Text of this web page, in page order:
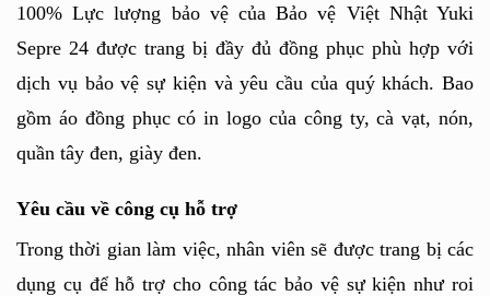
100% Lực lượng bảo vệ của Bảo vệ Việt Nhật Yuki
Sepre 24 được trang bị đầy đủ đồng phục phù hợp với
dịch vụ bảo vệ sự kiện và yêu cầu của quý khách. Bao
gồm áo đồng phục có in logo của công ty, cà vạt, nón,
quần tây đen, giày đen.
Yêu cầu về công cụ hỗ trợ
Trong thời gian làm việc, nhân viên sẽ được trang bị các
dụng cụ để hỗ trợ cho công tác bảo vệ sự kiện như roi